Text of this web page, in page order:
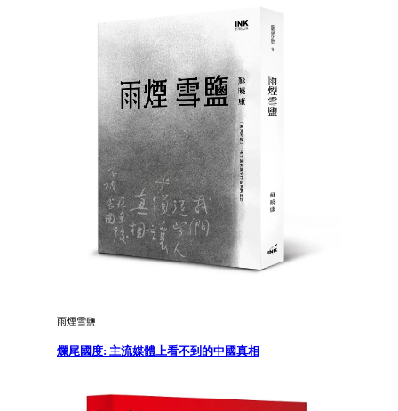
雨煙雪鹽
爛尾國度: 主流媒體上看不到的中國真相